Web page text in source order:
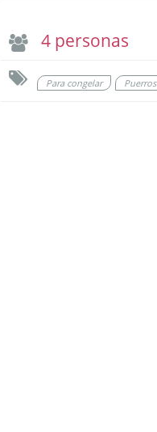
4 personas
Para congelar Puerros